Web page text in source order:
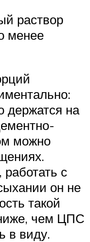
раствор
менее
держатся на
можно
с
он не
такой
чем ЦПС
в виду.